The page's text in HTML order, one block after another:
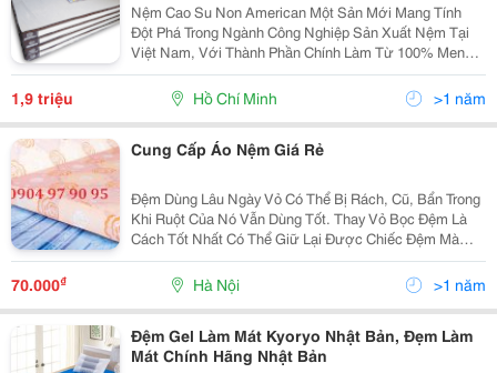
Nệm Cao Su Non American Một Sản Mới Mang Tính
Đột Phá Trong Ngành Công Nghiệp Sản Xuất Nệm Tại
Việt Nam, Với Thành Phần Chính Làm Từ 100% Menmo
Foam Có Tính Đàn Hồi Cao Và Hoàn Toàn Thân Thiện
Với Môi Trường, Đồng Thời Với Trên 5 Triệu Lỗ Bọt Khí
1,9 triệu Hồ Chí Minh >1 năm
Cung Cấp Áo Nệm Giá Rẻ
Đệm Dùng Lâu Ngày Vỏ Có Thể Bị Rách, Cũ, Bẩn Trong
Khi Ruột Của Nó Vẫn Dùng Tốt. Thay Vỏ Bọc Đệm Là
Cách Tốt Nhất Có Thể Giữ Lại Được Chiếc Đệm Mà
Mình Quen Nằm Đồng Thời Giảm Chi Phí Đáng Kể So
Với Việc Mua Đệm Mới. Xưởng Chúng Tôi Chuyên Sản
70.000₫ Hà Nội >1 năm
Đệm Gel Làm Mát Kyoryo Nhật Bản, Đẹm Làm
Mát Chính Hãng Nhật Bản